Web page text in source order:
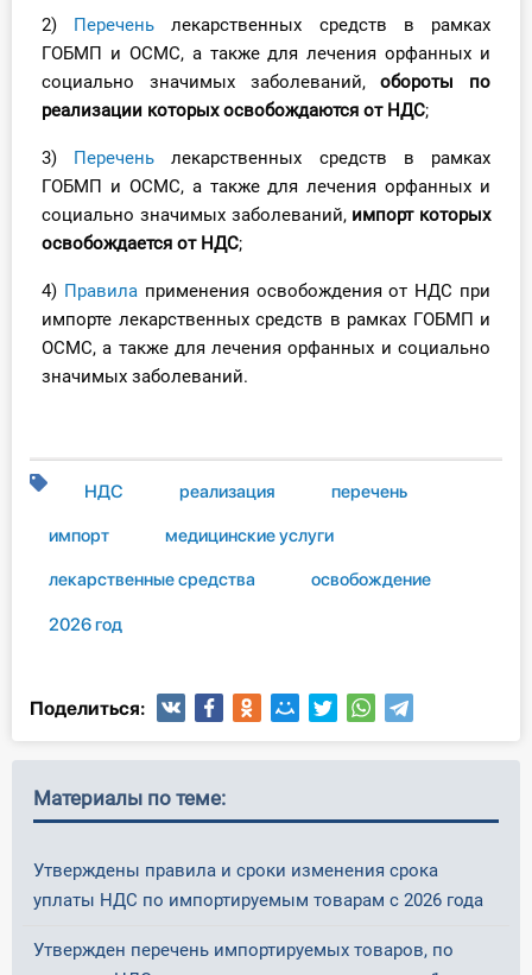
Тарифы
Тестирование для
бухгалтера
2) Перечень лекарственных средств в рамках
ГОБМП и ОСМС, а также для лечения орфанных и
социально значимых заболеваний,обороты по
реализации которых освобождаются от НДС;
3) Перечень лекарственных средств в рамках
ГОБМП и ОСМС, а также для лечения орфанных и
социально значимых заболеваний, импорт которых
освобождается от НДС;
4) Правилаприменения освобождения от НДС при
импорте лекарственных средств в рамках ГОБМП и
ОСМС, а также для лечения орфанных и социально
значимых заболеваний.
НДС реализация перечень
импорт медицинские услуги
лекарственные средства освобождение
2026 год
Поделиться:
Материалы по теме:
Утверждены правила и сроки изменения срока
уплаты НДС по импортируемым товарам с 2026 года
Утвержден перечень импортируемых товаров, по